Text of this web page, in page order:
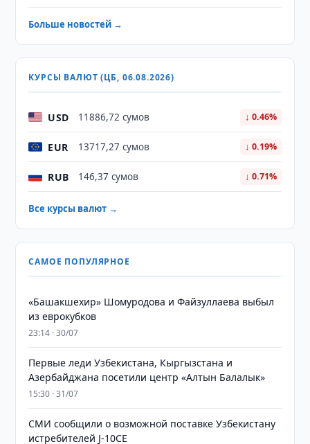
Больше новостей →
КУРСЫ ВАЛЮТ (ЦБ, 06.08.2026)
USD 11886,72 сумов ↓ 0.46%
EUR 13717,27 сумов ↓ 0.19%
RUB 146,37 сумов ↓ 0.71%
Все курсы валют →
САМОЕ ПОПУЛЯРНОЕ
«Башакшехир» Шомуродова и Файзуллаева выбыл
из еврокубков
23:14 · 30/07
Первые леди Узбекистана, Кыргызстана и
Азербайджана посетили центр «Алтын Балалык»
15:30 · 31/07
СМИ сообщили о возможной поставке Узбекистану
истребителей J-10CE